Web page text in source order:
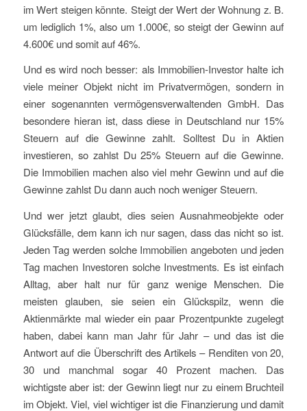
im Wert steigen könnte. Steigt der Wert der Wohnung z. B.
um lediglich 1%, also um 1.000€, so steigt der Gewinn auf
4.600€ und somit auf 46%.
Und es wird noch besser: als Immobilien-Investor halte ich
viele meiner Objekt nicht im Privatvermögen, sondern in
einer sogenannten vermögensverwaltenden GmbH. Das
besondere hieran ist, dass diese in Deutschland nur 15%
Steuern auf die Gewinne zahlt. Solltest Du in Aktien
investieren, so zahlst Du 25% Steuern auf die Gewinne.
Die Immobilien machen also viel mehr Gewinn und auf die
Gewinne zahlst Du dann auch noch weniger Steuern.
Und wer jetzt glaubt, dies seien Ausnahmeobjekte oder
Glücksfälle, dem kann ich nur sagen, dass das nicht so ist.
Jeden Tag werden solche Immobilien angeboten und jeden
Tag machen Investoren solche Investments. Es ist einfach
Alltag, aber halt nur für ganz wenige Menschen. Die
meisten glauben, sie seien ein Glückspilz, wenn die
Aktienmärkte mal wieder ein paar Prozentpunkte zugelegt
haben, dabei kann man Jahr für Jahr – und das ist die
Antwort auf die Überschrift des Artikels – Renditen von 20,
30 und manchmal sogar 40 Prozent machen. Das
wichtigste aber ist: der Gewinn liegt nur zu einem Bruchteil
im Objekt. Viel, viel wichtiger ist die Finanzierung und damit